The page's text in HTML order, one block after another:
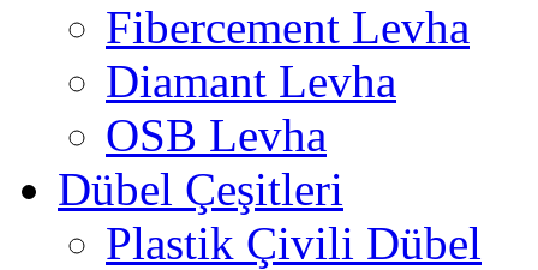
Fibercement Levha
Diamant Levha
OSB Levha
Dübel Çeşitleri
Plastik Çivili Dübel